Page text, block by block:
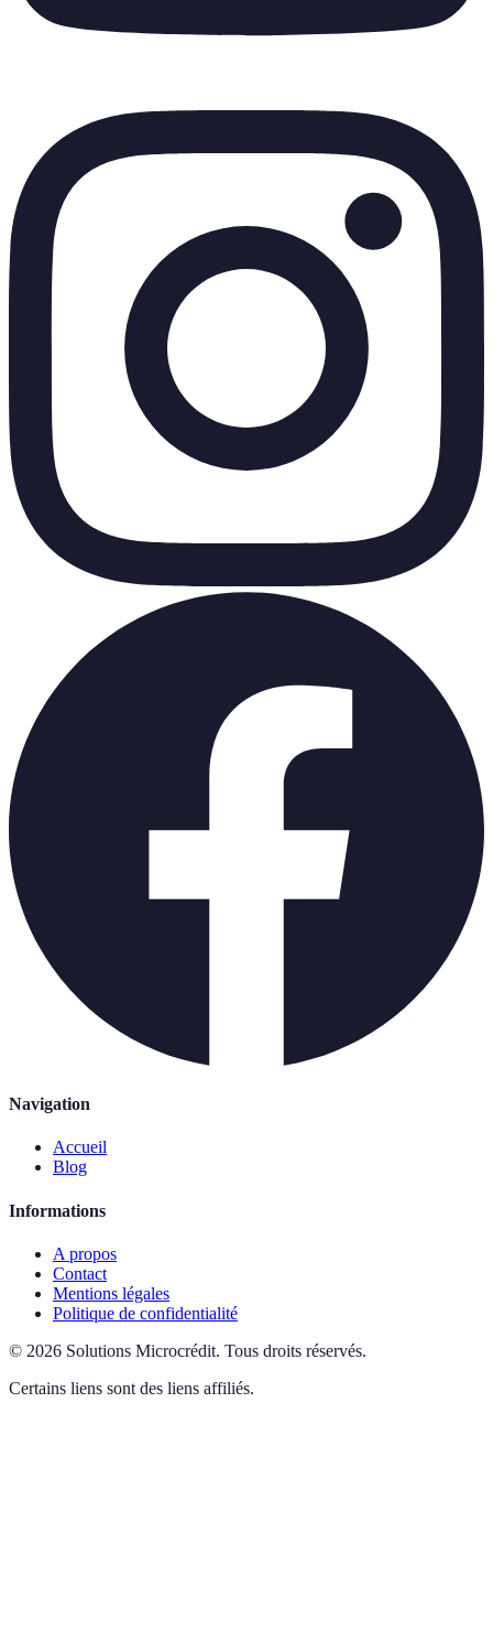
Navigation
Accueil
Blog
Informations
A propos
Contact
Mentions légales
Politique de confidentialité
© 2026 Solutions Microcrédit. Tous droits réservés.
Certains liens sont des liens affiliés.